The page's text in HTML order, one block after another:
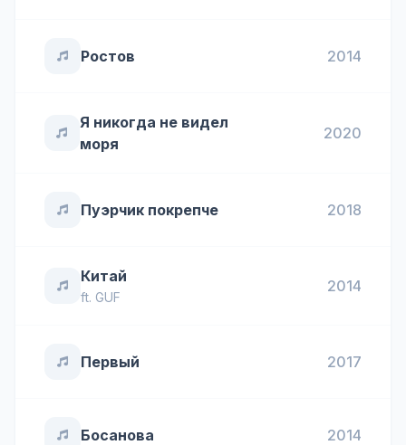
Ростов 2014
Я никогда не видел
моря
2020
Пуэрчик покрепче 2018
Китай
ft. GUF
2014
Первый 2017
Босанова 2014